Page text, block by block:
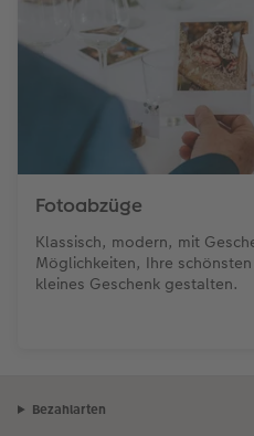
Fotoabzüge
Klassisch, modern, mit
Möglichkeiten, Ihre
kleines Geschenk gestalten.
Bezahlarten